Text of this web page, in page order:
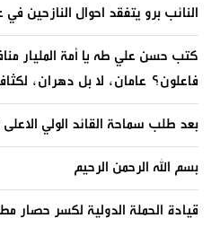
النائب برو يتفقد احوال النازحين في
كتب حسن علي طه يا أمة المليار
فاعلون؟ عامان، لا بل دهران،
بعد طلب سماحة القائد الولي
بسم الله الرحمن الرحيم
قيادة الحملة الدولية لكسر حصار